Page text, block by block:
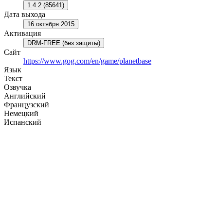
1.4.2 (85641)
Дата выхода
16 октября 2015
Активация
DRM-FREE (без защиты)
Сайт
https://www.gog.com/en/game/planetbase
Язык
Текст
Озвучка
Английский
Французский
Немецкий
Испанский